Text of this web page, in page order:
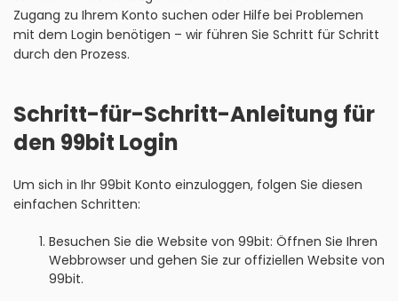
Zugang zu Ihrem Konto suchen oder Hilfe bei Problemen
mit dem Login benötigen – wir führen Sie Schritt für Schritt
durch den Prozess.
Schritt-für-Schritt-Anleitung für
den 99bit Login
Um sich in Ihr 99bit Konto einzuloggen, folgen Sie diesen
einfachen Schritten:
Besuchen Sie die Website von 99bit: Öffnen Sie Ihren
Webbrowser und gehen Sie zur offiziellen Website von
99bit.